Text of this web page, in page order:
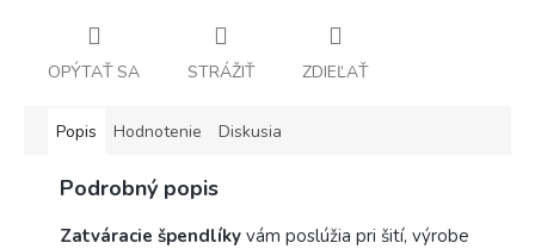
OPÝTAŤ SA STRÁŽIŤ ZDIEĽAŤ
Popis Hodnotenie Diskusia
Podrobný popis
Zatváracie špendlíky vám poslúžia pri šití, výrobe